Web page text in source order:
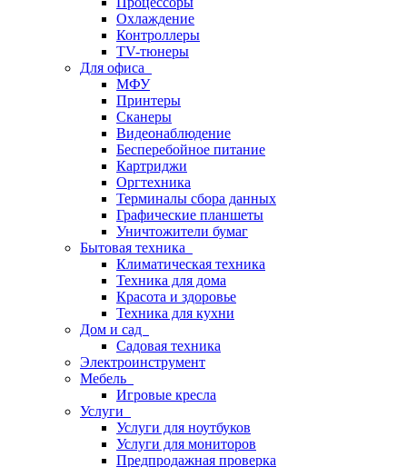
Охлаждение
Контроллеры
TV-тюнеры
Для офиса
МФУ
Принтеры
Сканеры
Видеонаблюдение
Бесперебойное питание
Картриджи
Оргтехника
Терминалы сбора данных
Графические планшеты
Уничтожители бумаг
Бытовая техника
Климатическая техника
Техника для дома
Красота и здоровье
Техника для кухни
Дом и сад
Садовая техника
Электроинструмент
Мебель
Игровые кресла
Услуги
Услуги для ноутбуков
Услуги для мониторов
Предпродажная проверка